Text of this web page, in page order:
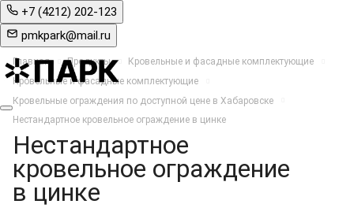
+7 (4212) 202-123
pmkpark@mail.ru
Главная Продукты
Кровельные и фасадные комплектующие
Кровельные и фасадные комплектующие
Кровельные ограждения по доступной цене в Хабаровске
Нестандартное кровельное ограждение в цинке
Нестандартное
кровельное ограждение
в цинке